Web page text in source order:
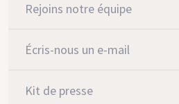
Rejoins notre équipe
Écris-nous un e-mail
Kit de presse